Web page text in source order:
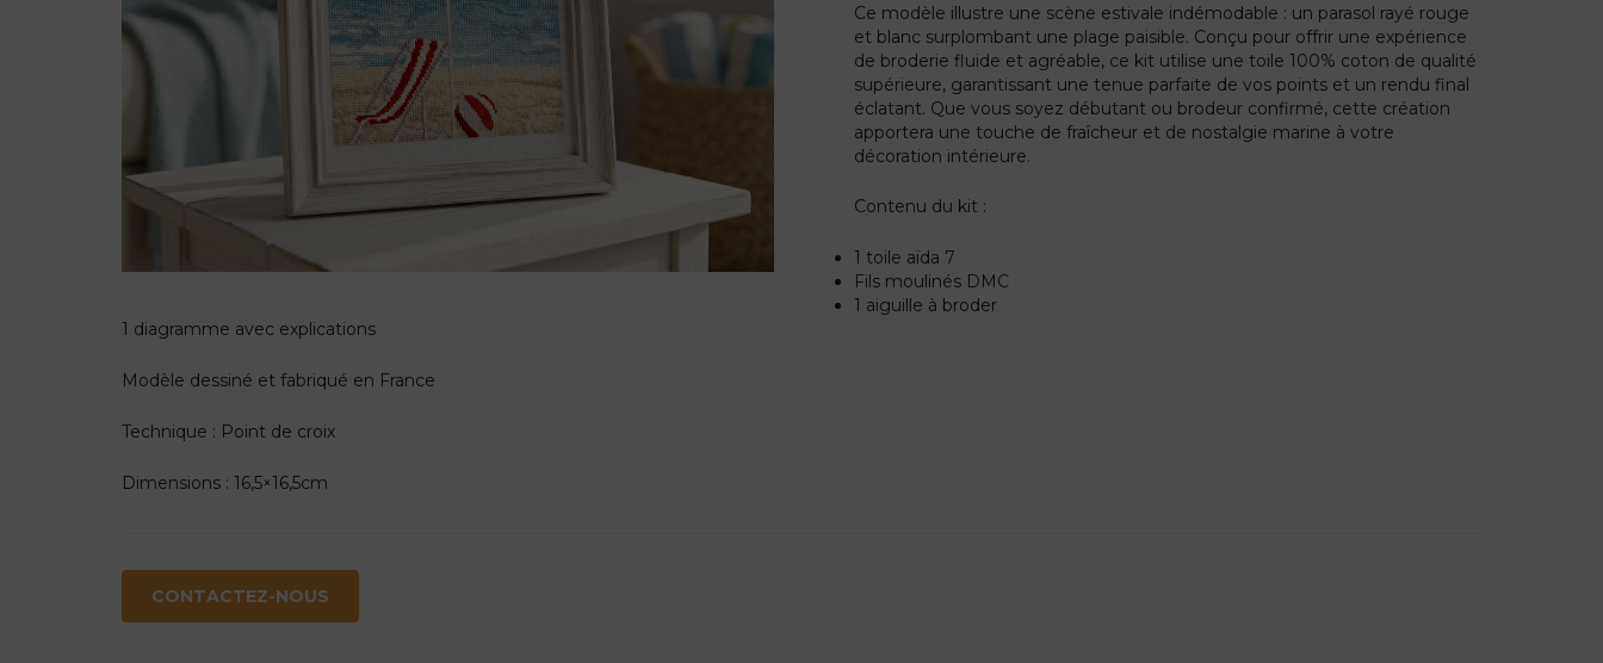
Ce modèle illustre une scène estivale indémodable : un parasol rayé rouge
et blanc surplombant une plage paisible. Conçu pour offrir une expérience
de broderie fluide et agréable, ce kit utilise une toile 100% coton de qualité
supérieure, garantissant une tenue parfaite de vos points et un rendu final
éclatant. Que vous soyez débutant ou brodeur confirmé, cette création
apportera une touche de fraîcheur et de nostalgie marine à votre
décoration intérieure.
Contenu du kit :
1 toile aïda 7
Fils moulinés DMC
1 aiguille à broder
1 diagramme avec explications
Modèle dessiné et fabriqué en France
Technique : Point de croix
Dimensions : 16,5×16,5cm
CONTACTEZ-NOUS